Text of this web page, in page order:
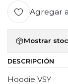
Agregar
Mostrar
DESCRIPCIÓN
Hoodie VSY